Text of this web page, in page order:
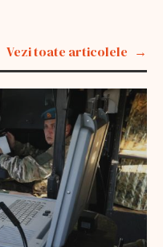
Vezi toate articolele